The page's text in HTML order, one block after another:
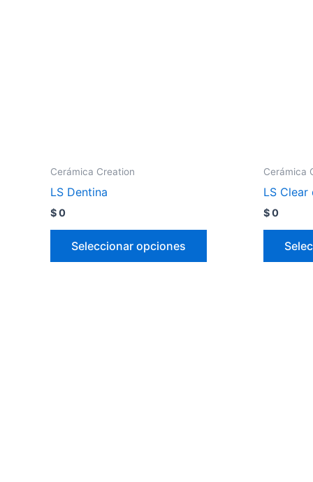
Cerámica Creation
LS Dentina
$0
Seleccionar opciones
Cerámica
LS Clear
$0